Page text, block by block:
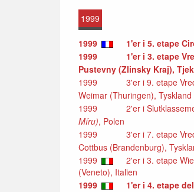
1999
1999 1'er i 5. etape
1999
1'er i 3. etape
Pustevny (Zlinsky Kraj),
1999
3'er i 9. etape
Weimar (Thuringen), Tyskland
1999
2'er i
Míru), Polen
1999
3'er i 7. etape
Cottbus (Brandenburg),
1999
2'er i 3. etape
(Veneto), Italien
1999
1'er i 4. etape